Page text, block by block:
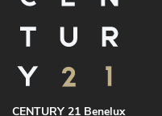
CENTURY 21 Benelux